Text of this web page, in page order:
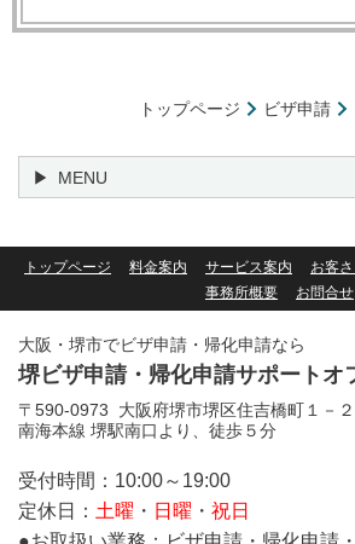
トップページ ビザ申請
MENU
トップページ 料金案内 サービス案内 お客
事務所概要
お問合せ
大阪・堺市でビザ申請・帰化申請なら
堺ビザ申請・帰化申請サポートオ
〒590-0973 大阪府堺市堺区住吉橋町１－２
南海本線 堺駅南口より、徒歩５分
受付時間：10:00～19:00
定休日： 土曜 ・ 日曜 ・ 祝日